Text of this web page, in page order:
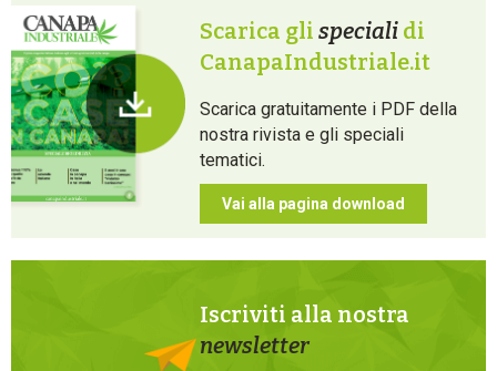
Scarica gli speciali di
CanapaIndustriale.it
Scarica gratuitamente i PDF della
nostra rivista e gli speciali
tematici.
Vai alla pagina download
Iscriviti alla nostra
newsletter